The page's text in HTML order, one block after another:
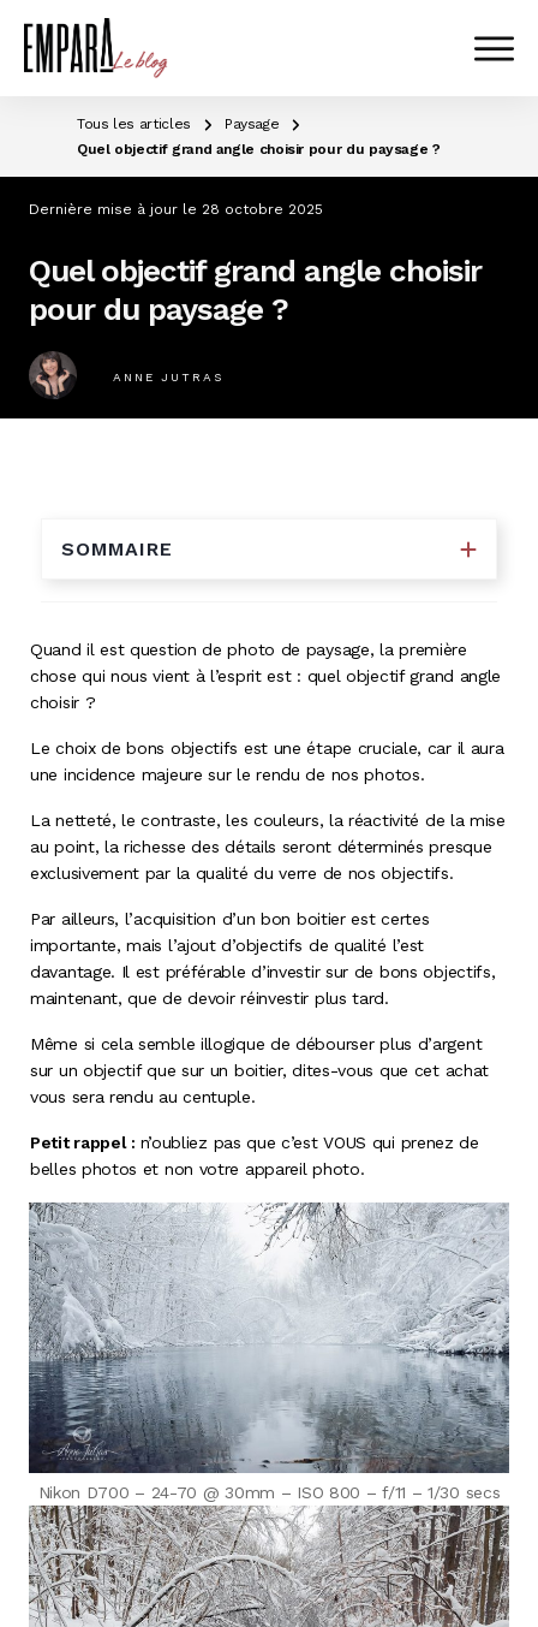
Tous les articles
Paysage
Quel objectif grand angle choisir pour du paysage ?
Dernière mise à jour le 28 octobre 2025
Quel objectif grand angle choisir
pour du paysage ?
ANNE JUTRAS
Quand il est question de photo de paysage, la première
chose qui nous vient à l’esprit est : quel objectif grand angle
choisir ?
Le choix de bons objectifs est une étape cruciale, car il aura
une incidence majeure sur le rendu de nos photos.
La netteté, le contraste, les couleurs, la réactivité de la mise
au point, la richesse des détails seront déterminés presque
exclusivement par la qualité du verre de nos objectifs.
Par ailleurs, l’acquisition d’un bon boitier est certes
importante, mais l’ajout d’objectifs de qualité l’est
davantage. Il est préférable d’investir sur de bons objectifs,
maintenant, que de devoir réinvestir plus tard.
Même si cela semble illogique de débourser plus d’argent
sur un objectif que sur un boitier, dites-vous que cet achat
vous sera rendu au centuple.
Petit rappel : n’oubliez pas que c’est VOUS qui prenez de
belles photos et non votre appareil photo.
Nikon D700 – 24-70 @ 30mm – ISO 800 – f/11 – 1/30 secs
SOMMAIRE